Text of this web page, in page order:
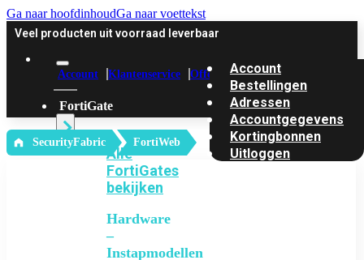
Ga naar hoofdinhoudGa naar voettekst
Veel producten uit voorraad leverbaar
Account Klantenservice Offerte
FortiGate
Alle
FortiGates
bekijken
Hardware
–
Instapmodellen
Account
Bestellingen
Adressen
Accountgegevens
Kortingbonnen
Uitloggen
‎ SecurityFabric FortiWeb